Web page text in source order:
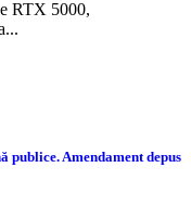
publice. Amendament depus